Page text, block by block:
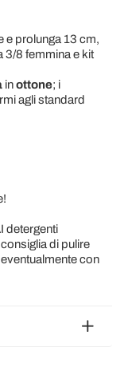
e prolunga 13 cm,
3/8 femmina e kit
inottone; i
agli standard
detergenti
di pulire
con